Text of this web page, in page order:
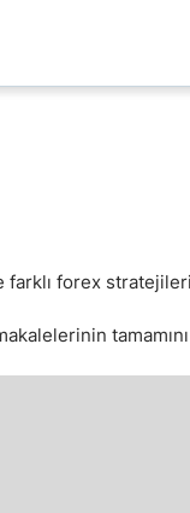
Forex Expo
Bülten
farklı forex stratejileri
tamamını